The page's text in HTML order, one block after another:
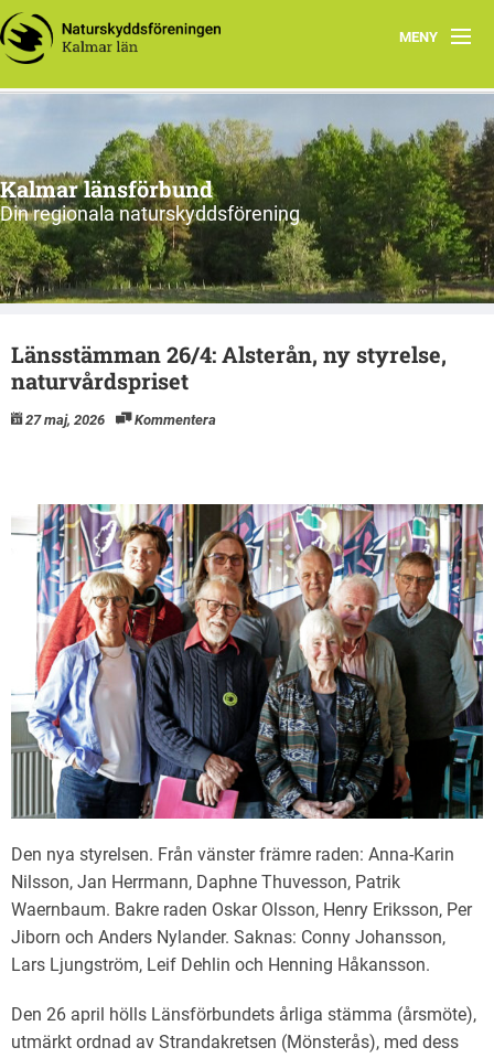
MENY
Hem
Om oss och vår förening
Styrelsen 2026
Protokoll
Natur i Kalmar län
Kalmar länsförbund
Din regionala naturskyddsförening
Länsstämman 26/4: Alsterån, ny styrelse,
naturvårdspriset
27 maj, 2026 Kommentera
Den nya styrelsen. Från vänster främre raden: Anna-Karin
Nilsson, Jan Herrmann, Daphne Thuvesson, Patrik
Waernbaum. Bakre raden Oskar Olsson, Henry Eriksson, Per
Jiborn och Anders Nylander. Saknas: Conny Johansson,
Lars Ljungström, Leif Dehlin och Henning Håkansson.
Den 26 april hölls Länsförbundets årliga stämma (årsmöte),
utmärkt ordnad av Strandakretsen (Mönsterås), med dess